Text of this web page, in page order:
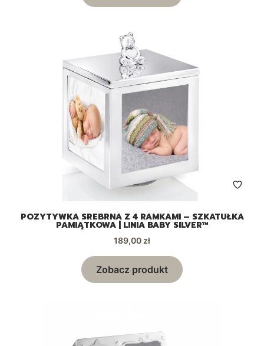
POZYTYWKA SREBRNA Z 4 RAMKAMI – SZKATUŁKA
PAMIĄTKOWA | LINIA BABY SILVER™
Cena
189,00 zł
Zobacz produkt